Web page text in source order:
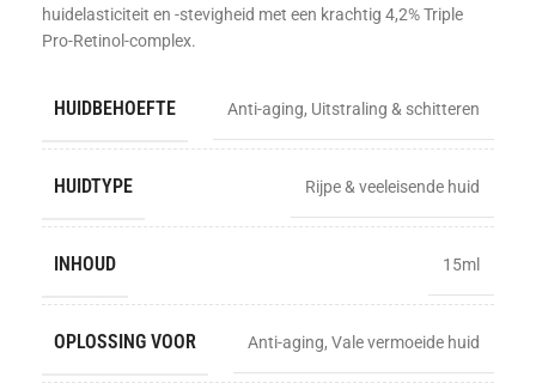
huidelasticiteit en -stevigheid met een krachtig 4,2% Triple
Pro-Retinol-complex.
HUIDBEHOEFTE Anti-aging, Uitstraling & schitteren
HUIDTYPE Rijpe & veeleisende huid
INHOUD 15ml
OPLOSSING VOOR Anti-aging, Vale vermoeide huid